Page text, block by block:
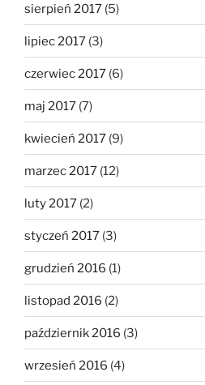
sierpień 2017 (5)
lipiec 2017 (3)
czerwiec 2017 (6)
maj 2017 (7)
kwiecień 2017 (9)
marzec 2017 (12)
luty 2017 (2)
styczeń 2017 (3)
grudzień 2016 (1)
listopad 2016 (2)
październik 2016 (3)
wrzesień 2016 (4)